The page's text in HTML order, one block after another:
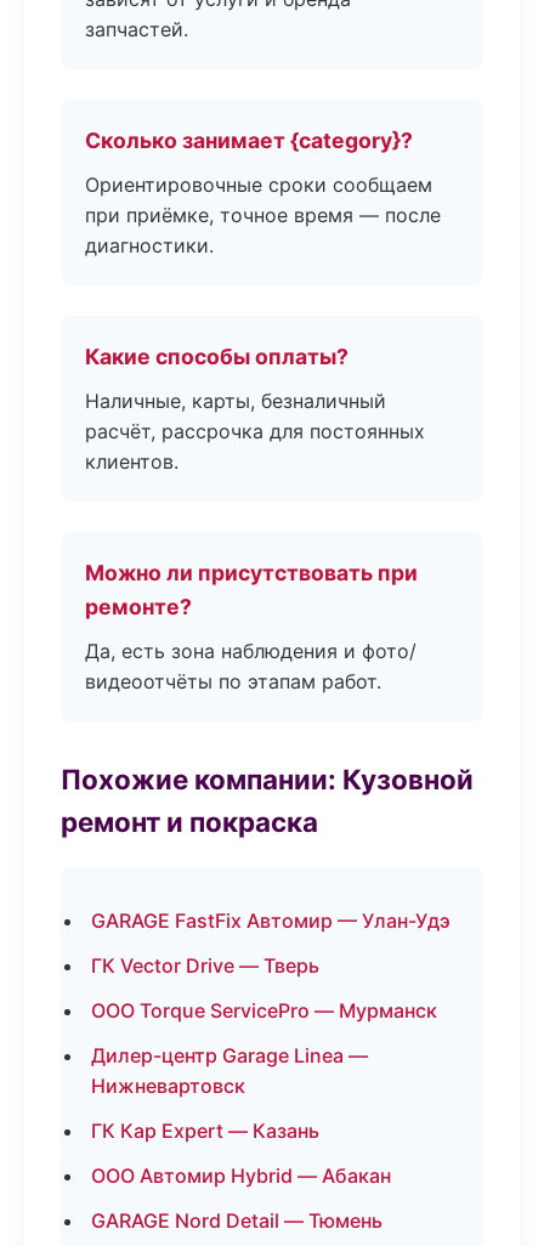
запчастей.
Сколько занимает {category}?
Ориентировочные сроки сообщаем
при приёмке, точное время — после
диагностики.
Какие способы оплаты?
Наличные, карты, безналичный
расчёт, рассрочка для постоянных
клиентов.
Можно ли присутствовать при
ремонте?
Да, есть зона наблюдения и фото/
видеоотчёты по этапам работ.
Похожие компании: Кузовной
ремонт и покраска
GARAGE FastFix Автомир — Улан-Удэ
ГК Vector Drive — Тверь
ООО Torque ServicePro — Мурманск
Дилер-центр Garage Linea —
Нижневартовск
ГК Кар Expert — Казань
ООО Автомир Hybrid — Абакан
GARAGE Nord Detail — Тюмень